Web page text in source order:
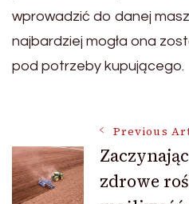
wprowadzić do danej
najbardziej mogła ona
pod potrzeby kupującego.
Post
Navigation
Previous
zdrowe